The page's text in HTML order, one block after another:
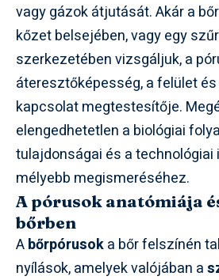
vagy gázok átjutását. Akár a
kőzet belsejében, vagy egy
szerkezetében vizsgáljuk, a
áteresztőképesség, a felület
kapcsolat megtestesítője.
elengedhetetlen a biológiai
tulajdonságai és a technológiai
mélyebb megismeréséhez.
A pórusok anatómiája
bőrben
Abőrpórusoka bőr felszínén
nyílások, amelyek valójában a